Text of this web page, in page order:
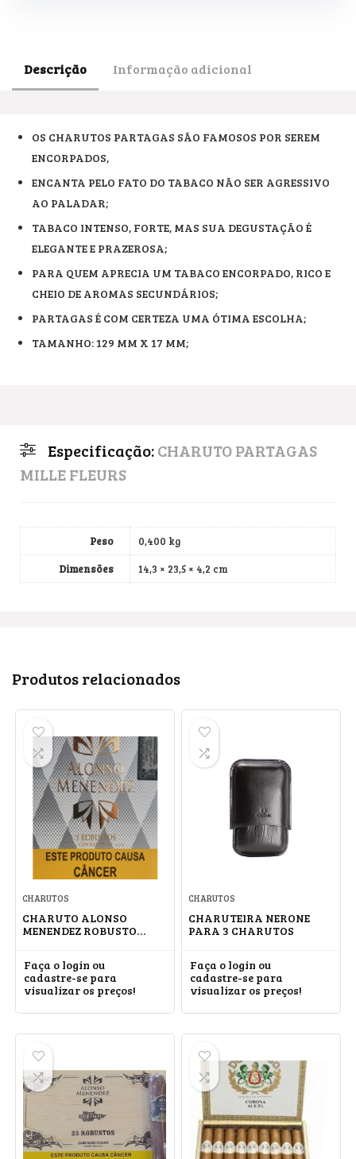
Descrição Informação adicional
OS CHARUTOS PARTAGAS SÃO FAMOSOS POR SEREM
ENCORPADOS,
ENCANTA PELO FATO DO TABACO NÃO SER AGRESSIVO
AO PALADAR;
TABACO INTENSO, FORTE, MAS SUA DEGUSTAÇÃO É
ELEGANTE E PRAZEROSA;
PARA QUEM APRECIA UM TABACO ENCORPADO, RICO E
CHEIO DE AROMAS SECUNDÁRIOS;
PARTAGAS É COM CERTEZA UMA ÓTIMA ESCOLHA;
TAMANHO: 129 MM X 17 MM;
Especificação:CHARUTO PARTAGAS
MILLE FLEURS
Peso
0,400 kg
Dimensões
14,3 × 23,5 × 4,2 cm
Produtos relacionados
CHARUTOS
CHARUTO ALONSO
MENENDEZ ROBUSTO
Faça o login ou
cadastre-se para
visualizar os preços!
CHARUTOS
CHARUTEIRA NERONE
PARA 3 CHARUTOS
Faça o login ou
cadastre-se para
visualizar os preços!